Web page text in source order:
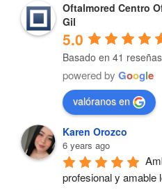
Oftalmored Centro
Gil
5.0
Basado en 41
powered by Google
valóranos en
Karen Orozco
6 years ago
profesional y amable